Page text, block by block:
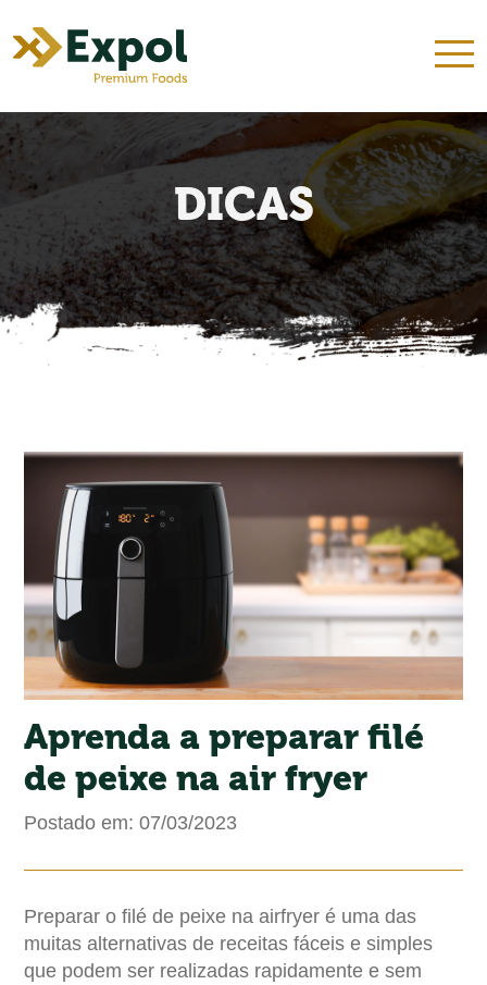
QUEM SOMOS NOSSOS KITS
DICAS
DICAS
Aprenda a preparar filé
de peixe na air fryer
Postado em: 07/03/2023
Preparar o filé de peixe na airfryer é uma das
muitas alternativas de receitas fáceis e simples
que podem ser realizadas rapidamente e sem